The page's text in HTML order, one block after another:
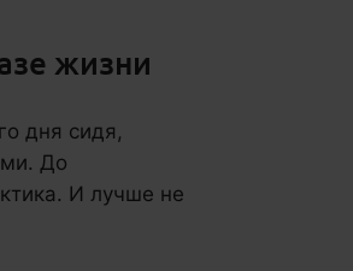
жизни
дня сидя,
До
И лучше не